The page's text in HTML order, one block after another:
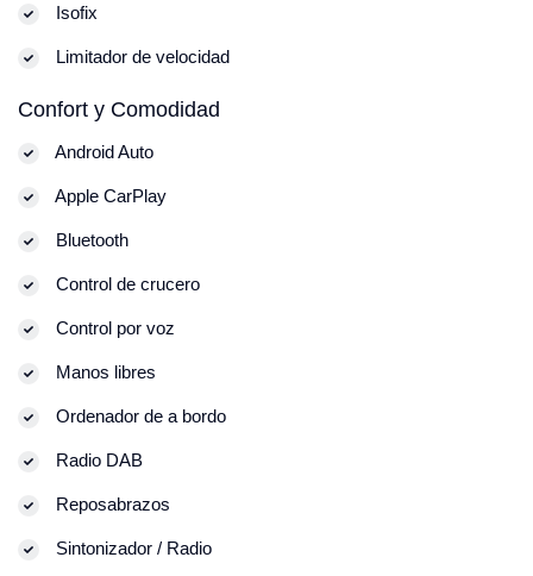
Isofix
Limitador de velocidad
Confort y Comodidad
Android Auto
Apple CarPlay
Bluetooth
Control de crucero
Control por voz
Manos libres
Ordenador de a bordo
Radio DAB
Reposabrazos
Sintonizador / Radio